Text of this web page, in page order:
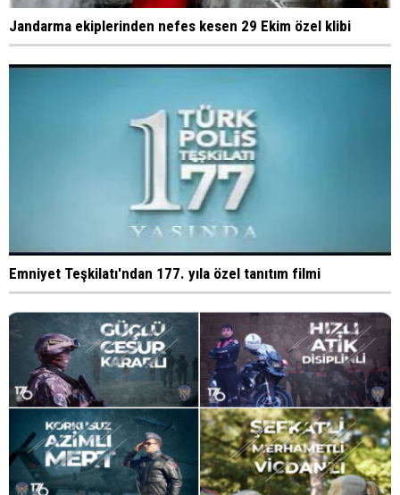
Jandarma ekiplerinden nefes kesen 29 Ekim özel klibi
Emniyet Teşkilatı'ndan 177. yıla özel tanıtım filmi